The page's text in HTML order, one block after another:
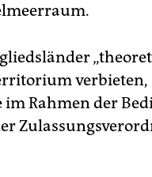
verbieten,
im Rahmen der